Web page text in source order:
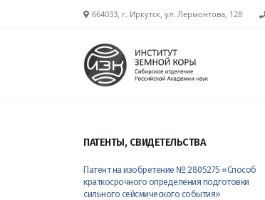
664033, г. Иркутск, ул. Лермонтова, 128
ПАТЕНТЫ, СВИДЕТЕЛЬСТВА
Патент на изобретение № 2805275 «Способ
краткосрочного определения подготовки
сильного сейсмического события»